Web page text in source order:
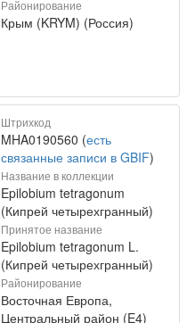
Районирование
Крым (KRYM) (Россия)
Штрихкод
MHA0190560 (есть
связанные записи в GBIF)
Название в коллекции
Epilobium tetragonum
(Кипрей четырехгранный)
Принятое название
Epilobium tetragonum L.
(Кипрей четырехгранный)
Районирование
Восточная Европа,
Центральный район (E4)